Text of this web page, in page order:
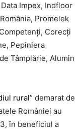
Impex, Indfloor
Promelek
Corecți
Pepiniera
Tâmplărie, Alumin
rural” demarat de
României au
în beneficiul a